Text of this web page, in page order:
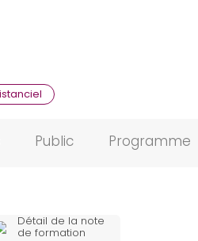
Public Programme
Détail de la note
de formation